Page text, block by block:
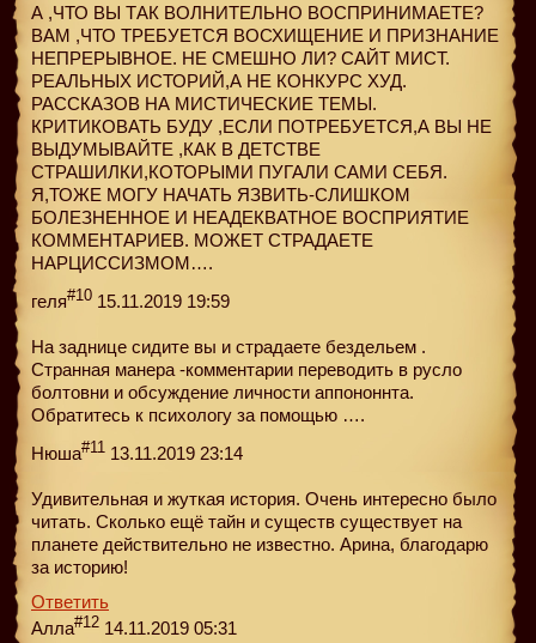
А ,ЧТО ВЫ ТАК ВОЛНИТЕЛЬНО ВОСПРИНИМАЕТЕ?
ВАМ ,ЧТО ТРЕБУЕТСЯ ВОСХИЩЕНИЕ И ПРИЗНАНИЕ
НЕПРЕРЫВНОЕ. НЕ СМЕШНО ЛИ? САЙТ МИСТ.
РЕАЛЬНЫХ ИСТОРИЙ,А НЕ КОНКУРС ХУД.
РАССКАЗОВ НА МИСТИЧЕСКИЕ ТЕМЫ.
КРИТИКОВАТЬ БУДУ ,ЕСЛИ ПОТРЕБУЕТСЯ,А ВЫ НЕ
ВЫДУМЫВАЙТЕ ,КАК В ДЕТСТВЕ
СТРАШИЛКИ,КОТОРЫМИ ПУГАЛИ САМИ СЕБЯ.
Я,ТОЖЕ МОГУ НАЧАТЬ ЯЗВИТЬ-СЛИШКОМ
БОЛЕЗНЕННОЕ И НЕАДЕКВАТНОЕ ВОСПРИЯТИЕ
КОММЕНТАРИЕВ. МОЖЕТ СТРАДАЕТЕ
НАРЦИССИЗМОМ….
геля#10 15.11.2019 19:59
На заднице сидите вы и страдаете бездельем .
Странная манера -комментарии переводить в русло
болтовни и обсуждение личности аппононнта.
Обратитесь к психологу за помощью ….
Нюша#11 13.11.2019 23:14
Удивительная и жуткая история. Очень интересно было
читать. Сколько ещё тайн и существ существует на
планете действительно не известно. Арина, благодарю
за историю!
Ответить
Алла#12 14.11.2019 05:31